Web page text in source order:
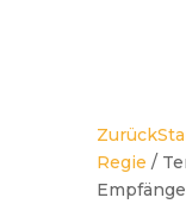
Zurück
Regie /